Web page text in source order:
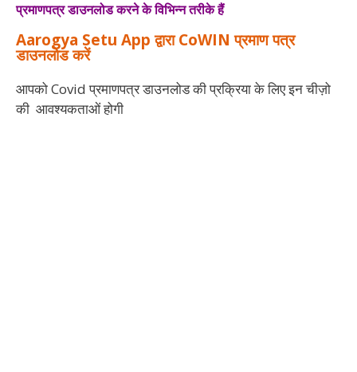
प्रमाणपत्र डाउनलोड करने के विभिन्न तरीके हैं
Aarogya Setu App द्वारा CoWIN प्रमाण पत्र
डाउनलोड करें
आपको Covid प्रमाणपत्र डाउनलोड की प्रक्रिया के लिए इन चीज़ो
की आवश्यकताओं होगी